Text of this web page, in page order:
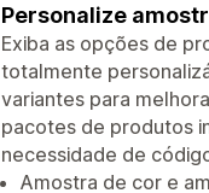
Personalize
Exiba as opções de
totalmente
variantes para
pacotes de produtos
necessidade de
Amostra de cor e